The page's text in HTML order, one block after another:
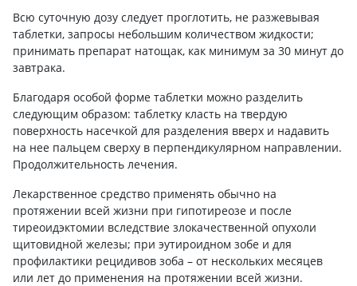
Всю суточную дозу следует проглотить, не разжевывая
таблетки, запросы небольшим количеством жидкости;
принимать препарат натощак, как минимум за 30 минут до
завтрака.
Благодаря особой форме таблетки можно разделить
следующим образом: таблетку класть на твердую
поверхность насечкой для разделения вверх и надавить
на нее пальцем сверху в перпендикулярном направлении.
Продолжительность лечения.
Лекарственное средство применять обычно на
протяжении всей жизни при гипотиреозе и после
тиреоидэктомии вследствие злокачественной опухоли
щитовидной железы; при эутироидном зобе и для
профилактики рецидивов зоба – от нескольких месяцев
или лет до применения на протяжении всей жизни.